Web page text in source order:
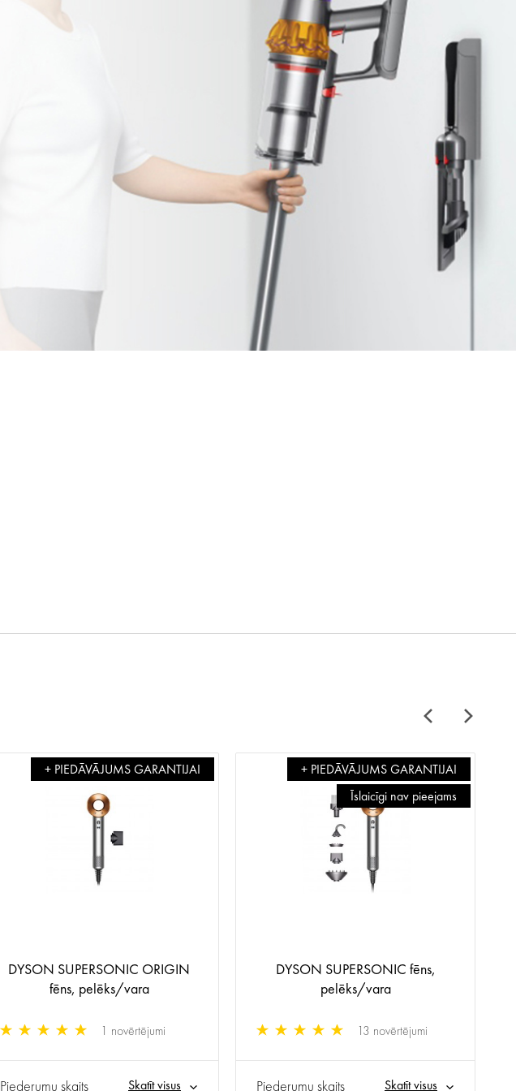
+ PIEDĀVĀJUMS GARANTIJAI
DYSON SUPERSONIC ORIGIN
fēns, pelēks/vara
1 novērtējumi
Piederumu skaits Skatīt visus
+ PIEDĀVĀJUMS GARANTIJAI
Īslaicīgi nav pieejams
DYSON SUPERSONIC fēns,
pelēks/vara
13 novērtējumi
Piederumu skaits Skatīt visus